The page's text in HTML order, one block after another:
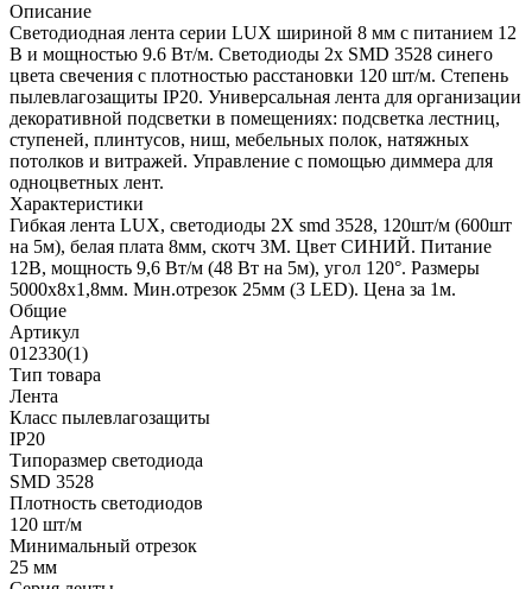
Описание
Светодиодная лента серии LUX шириной 8 мм с питанием 12
В и мощностью 9.6 Вт/м. Светодиоды 2x SMD 3528 синего
цвета свечения с плотностью расстановки 120 шт/м. Степень
пылевлагозащиты IP20. Универсальная лента для организации
декоративной подсветки в помещениях: подсветка лестниц,
ступеней, плинтусов, ниш, мебельных полок, натяжных
потолков и витражей. Управление с помощью диммера для
одноцветных лент.
Характеристики
Гибкая лента LUX, светодиоды 2Х smd 3528, 120шт/м (600шт
на 5м), белая плата 8мм, скотч 3М. Цвет СИНИЙ. Питание
12В, мощность 9,6 Вт/м (48 Вт на 5м), угол 120°. Размеры
5000х8х1,8мм. Мин.отрезок 25мм (3 LED). Цена за 1м.
Общие
Артикул
012330(1)
Тип товара
Лента
Класс пылевлагозащиты
IP20
Типоразмер светодиода
SMD 3528
Плотность светодиодов
120 шт/м
Минимальный отрезок
25 мм